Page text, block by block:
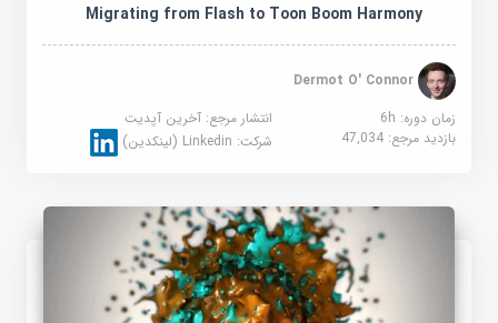
Migrating from Flash to Toon Boom Harmony
Dermot O' Connor
زمان دوره: 6h
انتشار مرجع:آخرین آپدیت
بازدید مرجع:47,034 شرکت:Linkedin (لینکدین)